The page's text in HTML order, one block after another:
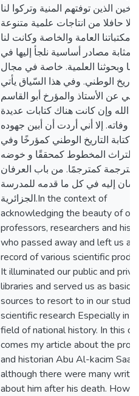
الذين توفتهم المنية وتركوا لنا
حافلا من انتاجات علمية متنوعة
مكتباتنا العامة والخاصة وكانت لنا
بمثابة مصادر أساسية نلجأ إليها في
وبحوثنا العلمية. خاصة في مجال
الوطني. وفي هذا السّياق يأتي
عن الأستاذ والمؤرخ أبو القاسم
الله وإن كانت هناك كتابات عديدة
وفاته. إلا أني أردت أن أبين جهوده
كتابة التاريخ الوطني كمؤرخًا وفي
للتراث المخطوط كمحققًا و خوضه
كمترجمًا. من باب العرفان
إليه في كل ما قدمه للمدرسة
الجزائرية.In the context of
acknowledging the beauty of our
professors, researchers and
who passed away and left us a
record of various scientific
It illuminated our public and
libraries and served us as basic
sources to resort to in our
scientific research Especially in
field of national history. In this
comes my article about the
and historian Abu Al-kacim
although there were many
about him after his death.